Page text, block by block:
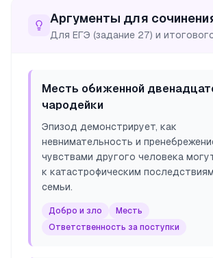
Аргументы для
Для ЕГЭ (задание 27) и
Месть обиженной
чародейки
Эпизод демонстрирует, как
невнимательность и
чувствами другого человека
к катастрофическим
семьи.
Добро и зло
Месть
Ответственность за поступки